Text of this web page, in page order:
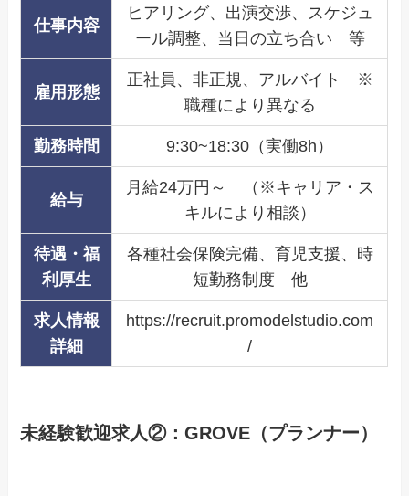
仕事内容
ヒアリング、出演交渉、スケジュ
ール調整、当日の立ち合い 等
雇用形態
正社員、非正規、アルバイト ※
職種により異なる
勤務時間 9:30~18:30（実働8h）
給与
月給24万円～ （※キャリア・ス
キルにより相談）
待遇・福
利厚生
各種社会保険完備、育児支援、時
短勤務制度 他
求人情報
詳細
https://recruit.promodelstudio.com
/
未経験歓迎求人②：GROVE（プランナー）